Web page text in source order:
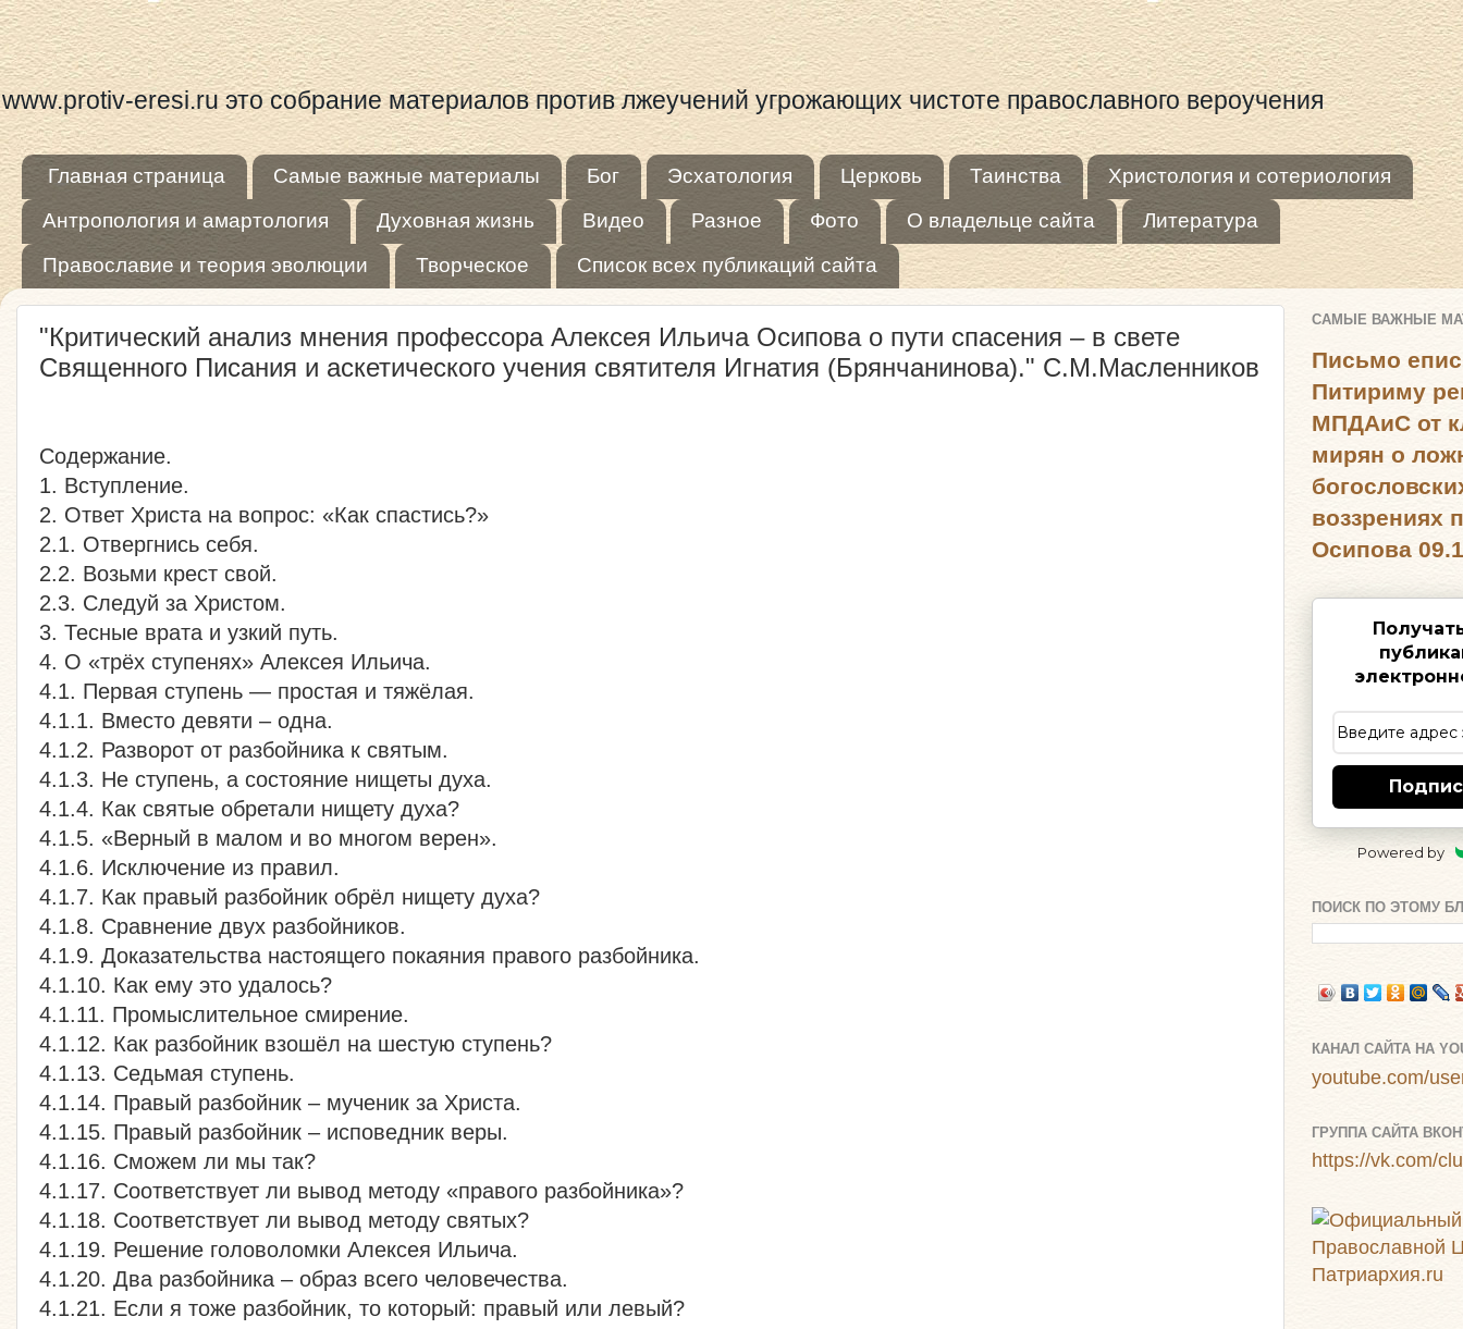
www.protiv-eresi.ru это собрание материалов против лжеучений угрожающих чистоте православного вероучения
Главная страница Самые важные материалы Бог Эсхатология Церковь Таинства
Христология и сотериология
Антропология и амартология
Духовная жизнь Видео Разное Фото О владельце сайта
Литература
Православие и теория эволюции
Творческое Список всех публикаций сайта
"Критический анализ мнения профессора Алексея Ильича Осипова о пути спасения – в свете
Священного Писания и аскетического учения святителя Игнатия (Брянчанинова)." С.М.Масленников
Содержание.
1. Вступление.
2. Ответ Христа на вопрос: «Как спастись?»
2.1. Отвергнись себя.
2.2. Возьми крест свой.
2.3. Следуй за Христом.
3. Тесные врата и узкий путь.
4. О «трёх ступенях» Алексея Ильича.
4.1. Первая ступень — простая и тяжёлая.
4.1.1. Вместо девяти – одна.
4.1.2. Разворот от разбойника к святым.
4.1.3. Не ступень, а состояние нищеты духа.
4.1.4. Как святые обретали нищету духа?
4.1.5. «Верный в малом и во многом верен».
4.1.6. Исключение из правил.
4.1.7. Как правый разбойник обрёл нищету духа?
4.1.8. Сравнение двух разбойников.
4.1.9. Доказательства настоящего покаяния правого разбойника.
4.1.10. Как ему это удалось?
4.1.11. Промыслительное смирение.
4.1.12. Как разбойник взошёл на шестую ступень?
4.1.13. Седьмая ступень.
4.1.14. Правый разбойник – мученик за Христа.
4.1.15. Правый разбойник – исповедник веры.
4.1.16. Сможем ли мы так?
4.1.17. Соответствует ли вывод методу «правого разбойника»?
4.1.18. Соответствует ли вывод методу святых?
4.1.19. Решение головоломки Алексея Ильича.
4.1.20. Два разбойника – образ всего человечества.
4.1.21. Если я тоже разбойник, то который: правый или левый?
САМЫЕ ВАЖНЫЕ
Письмо
Питириму
МПДАиС от
мирян о
воззрениях
Осипова
Powered by
ПОИСК ПО ЭТОМУ
КАНАЛ САЙТА НА
youtube.com/
ГРУППА САЙТА
https://vk.com/